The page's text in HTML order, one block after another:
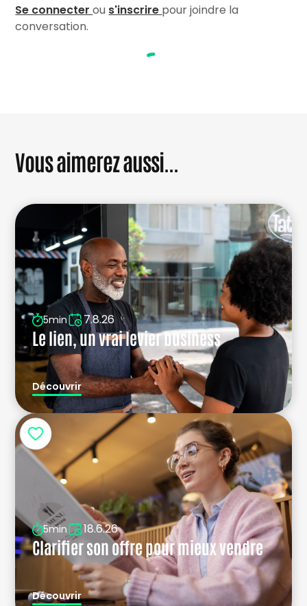
Se connecterou s'inscrire pour joindre la
conversation.
Vous aimerez aussi...
5min 7.8.26
Le lien, un vrai levier business
Découvrir
5min 18.6.26
Clarifier son offre pour mieux vendre
Découvrir